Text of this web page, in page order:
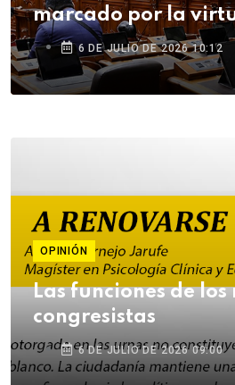
marcado por la
6 DE JULIO DE 2026 10:12
OPINIÓN
Las funciones de los
congresistas
6 DE JULIO DE 2026 09:00